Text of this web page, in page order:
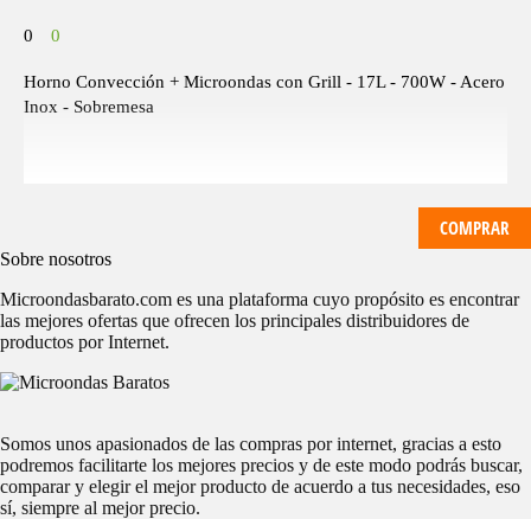
0 0
Horno Convección + Microondas con Grill - 17L - 700W - Acero
Inox - Sobremesa
COMPRAR
Sobre nosotros
Microondasbarato.com es una plataforma cuyo propósito es encontrar
las mejores ofertas que ofrecen los principales distribuidores de
productos por Internet.
Somos unos apasionados de las compras por internet, gracias a esto
podremos facilitarte los mejores precios y de este modo podrás buscar,
comparar y elegir el mejor producto de acuerdo a tus necesidades, eso
sí, siempre al mejor precio.